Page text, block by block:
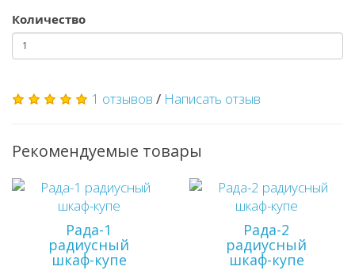
Количество
1 отзывов / Написать отзыв
Рекомендуемые товары
Рада-1
радиусный
шкаф-купе
Рада-2
радиусный
шкаф-купе